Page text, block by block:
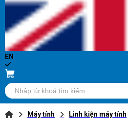
EN
Máy tính Linh kiện máy tính